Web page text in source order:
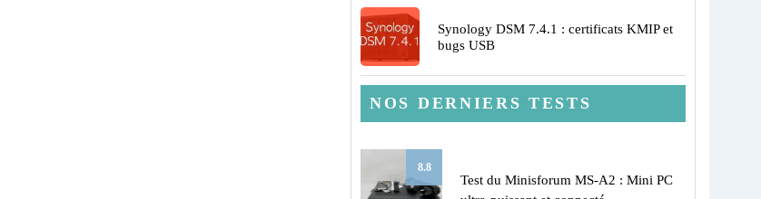
Synology DSM 7.4.1 : certificats KMIP et
bugs USB
NOS DERNIERS TESTS
8.8
Test du Minisforum MS-A2 : Mini PC